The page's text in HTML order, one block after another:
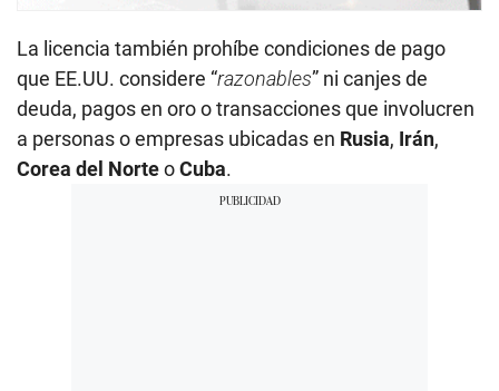
La licencia también prohíbe condiciones de pago
que EE.UU. considere “razonables” ni canjes de
deuda, pagos en oro o transacciones que involucren
a personas o empresas ubicadas en Rusia, Irán,
Corea del NorteoCuba.